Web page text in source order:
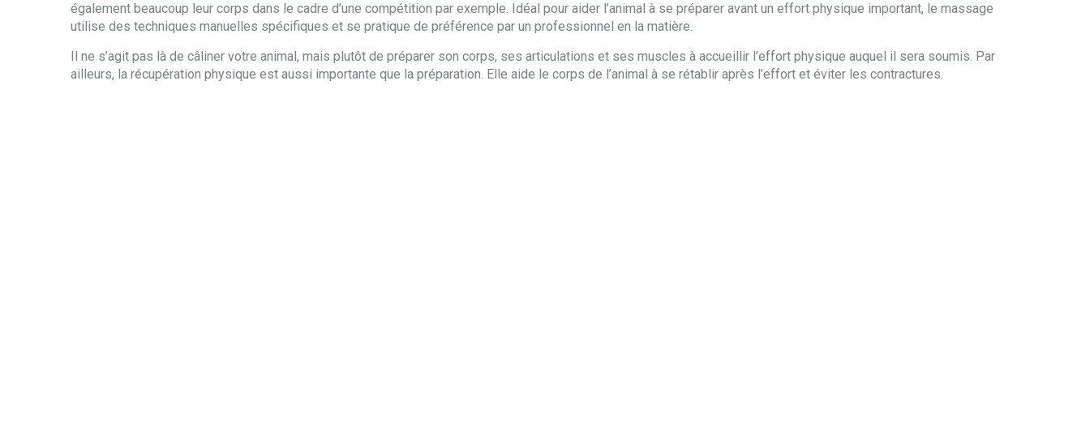
également beaucoup leur corps dans le cadre d’une compétition par exemple. Idéal pour aider l’animal à se préparer avant un effort physique important, le massage
utilise des techniques manuelles spécifiques et se pratique de préférence par un professionnel en la matière.
Il ne s’agit pas là de câliner votre animal, mais plutôt de préparer son corps, ses articulations et ses muscles à accueillir l’effort physique auquel il sera soumis. Par
ailleurs, la récupération physique est aussi importante que la préparation. Elle aide le corps de l’animal à se rétablir après l’effort et éviter les contractures.